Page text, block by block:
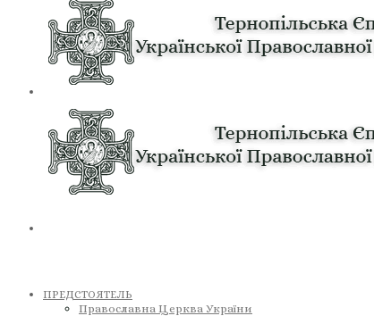
ПРЕДСТОЯТЕЛЬ
Православна Церква України